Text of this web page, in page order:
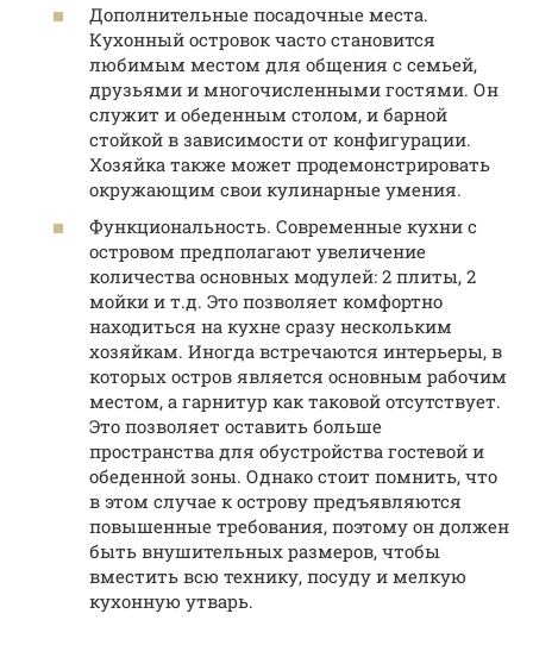
Дополнительные посадочные места.
Кухонный островок часто становится
любимым местом для общения с семьей,
друзьями и многочисленными гостями. Он
служит и обеденным столом, и барной
стойкой в зависимости от конфигурации.
Хозяйка также может продемонстрировать
окружающим свои кулинарные умения.
Функциональность. Современные кухни с
островом предполагают увеличение
количества основных модулей: 2 плиты, 2
мойки и т.д. Это позволяет комфортно
находиться на кухне сразу нескольким
хозяйкам. Иногда встречаются интерьеры, в
которых остров является основным рабочим
местом, а гарнитур как таковой отсутствует.
Это позволяет оставить больше
пространства для обустройства гостевой и
обеденной зоны. Однако стоит помнить, что
в этом случае к острову предъявляются
повышенные требования, поэтому он должен
быть внушительных размеров, чтобы
вместить всю технику, посуду и мелкую
кухонную утварь.